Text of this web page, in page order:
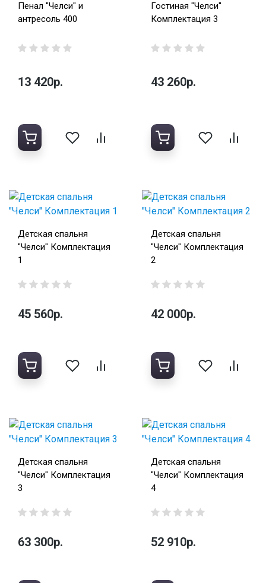
Пенал "Челси" и
антресоль 400
13 420р.
Гостиная "Челси"
Комплектация 3
43 260р.
Детская спальня
"Челси" Комплектация
1
45 560р.
Детская спальня
"Челси" Комплектация
2
42 000р.
Детская спальня
"Челси" Комплектация
3
63 300р.
Детская спальня
"Челси" Комплектация
4
52 910р.